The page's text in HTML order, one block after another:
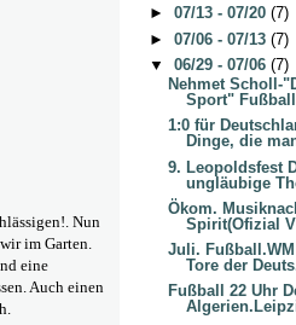
Nun
im Garten.
eine
Auch einen
► 07/13 - 07/20 (7)
► 07/06 - 07/13 (7)
▼ 06/29 - 07/06 (7)
Nehmet Scholl-
Sport"
1:0 für
Dinge, die
9. Leopoldsfest
ungläubige
Ökom.
Spirit(Ofizial
Juli.
Tore der
Fußball 22 Uhr